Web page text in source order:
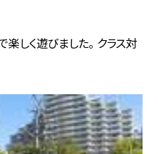
しく遊びました。 クラス対